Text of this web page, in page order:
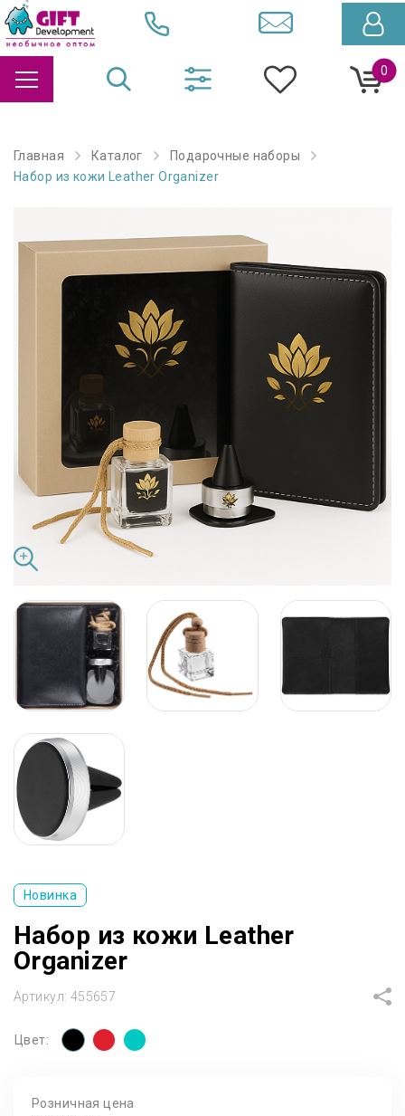
0
Главная Каталог
Подарочные наборы
Набор из кожи Leather Organizer
Новинка
Набор из кожи Leather
Organizer
Артикул: 455657
Цвет:
Розничная цена